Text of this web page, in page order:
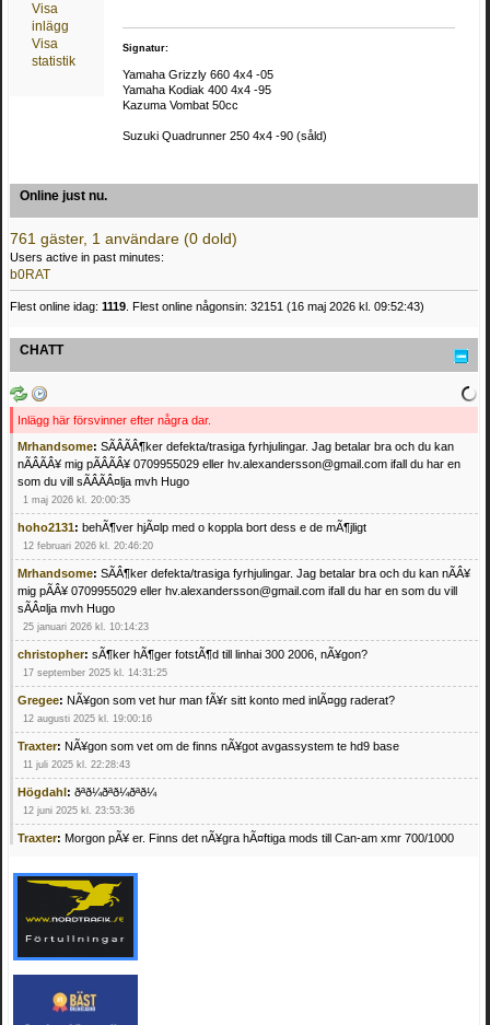
Visa
inlägg
Visa
statistik
Signatur:
Yamaha Grizzly 660 4x4 -05
Yamaha Kodiak 400 4x4 -95
Kazuma Vombat 50cc
Suzuki Quadrunner 250 4x4 -90 (såld)
Online just nu.
761 gäster, 1 användare (0 dold)
Users active in past minutes:
b0RAT
Flest online idag: 1119 . Flest online någonsin: 32151 (16 maj 2026 kl. 09:52:43)
CHATT
Inlägg här försvinner efter några dar.
Mrhandsome: SÃÂÃÂ¶ker defekta/trasiga fyrhjulingar. Jag betalar bra och du kan
nÃÂÃÂ¥ mig pÃÂÃÂ¥ 0709955029 eller hv.alexandersson@gmail.com ifall du har en
som du vill sÃÂÃÂ¤lja mvh Hugo
1 maj 2026 kl. 20:00:35
hoho2131: behÃ¶ver hjÃ¤lp med o koppla bort dess e de mÃ¶jligt
12 februari 2026 kl. 20:46:20
Mrhandsome: SÃÂ¶ker defekta/trasiga fyrhjulingar. Jag betalar bra och du kan nÃÂ¥
mig pÃÂ¥ 0709955029 eller hv.alexandersson@gmail.com ifall du har en som du vill
sÃÂ¤lja mvh Hugo
25 januari 2026 kl. 10:14:23
christopher: sÃ¶ker hÃ¶ger fotstÃ¶d till linhai 300 2006, nÃ¥gon?
17 september 2025 kl. 14:31:25
Gregee: NÃ¥gon som vet hur man fÃ¥r sitt konto med inlÃ¤gg raderat?
12 augusti 2025 kl. 19:00:16
Traxter: NÃ¥gon som vet om de finns nÃ¥got avgassystem te hd9 base
11 juli 2025 kl. 22:28:43
Högdahl: ðªð¼ðªð¼ðªð¼
12 juni 2025 kl. 23:53:36
Traxter: Morgon pÃ¥ er. Finns det nÃ¥gra hÃ¤ftiga mods till Can-am xmr 700/1000
Mrhandsome:SÃ¶ker defekta/trasiga fyrhjulingar. Jag betalar bra och du kan nÃ¥ mig
pÃ¥ 0709955029 eller hv.alexandersson@gmail.com ifall du har en som du vill sÃ¤lja
mvh Hugo
21 februari 2025 kl. 09:25:52
Oscar5:NÃ¥gon som vet vad man kan begÃ¤ra fÃ¶r en Honda TRX 350 FE 2005
4 februari 2025 kl. 19:20:50